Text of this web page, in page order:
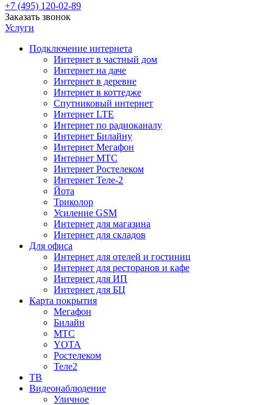
+7 (495) 120-02-89
Заказать звонок
Услуги
Подключение интернета
Интернет в частный дом
Интернет на даче
Интернет в деревне
Интернет в коттедже
Спутниковый интернет
Интернет LTE
Интернет по радиоканалу
Интернет Билайну
Интернет Мегафон
Интернет МТС
Интернет Ростелеком
Интернет Теле-2
Йота
Триколор
Усиление GSM
Интернет для магазина
Интернет для складов
Для офиса
Интернет для отелей и гостиниц
Интернет для ресторанов и кафе
Интернет для ИП
Интернет для БЦ
Карта покрытия
Мегафон
Билайн
МТС
YOTA
Ростелеком
Теле2
ТВ
Видеонаблюдение
Уличное